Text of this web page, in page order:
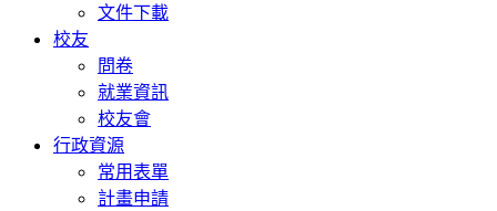
文件下載
校友
問卷
就業資訊
校友會
行政資源
常用表單
計畫申請